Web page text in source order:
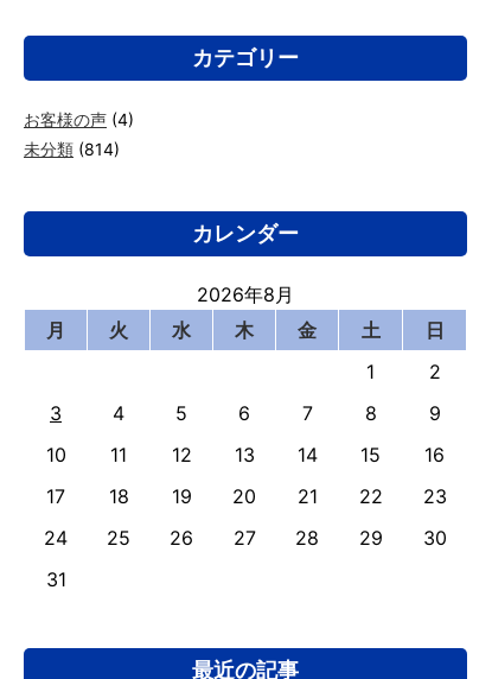
カテゴリー
お客様の声 (4)
未分類 (814)
カレンダー
2026年8月
月
火 水 木 金 土
日
1
2
3
4 5 6 7 8
9
10
11 12 13 14 15
16
17
18 19 20 21 22
23
24
25 26 27 28 29
30
31
最近の記事